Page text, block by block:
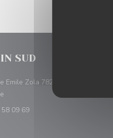
SUD
Emile Zola 78210 Saint Cyr
((在新窗口中打开))
09 69